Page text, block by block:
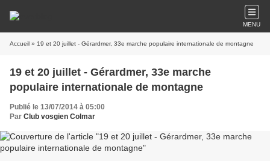
MENU
Accueil » 19 et 20 juillet - Gérardmer, 33e marche populaire internationale de montagne
19 et 20 juillet - Gérardmer, 33e marche
populaire internationale de montagne
Publié le 13/07/2014 à 05:00
Par Club vosgien Colmar